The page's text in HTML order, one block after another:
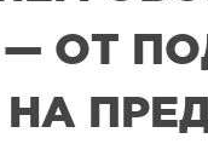
— ОТ